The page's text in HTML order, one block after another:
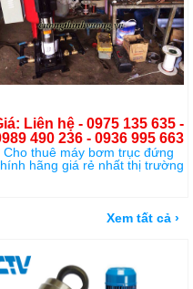
Liên hệ - 0975 135 635 -
490 236 - 0936 995 663
Cho thuê máy bơm trục đứng
hãng giá rẻ nhất thị trường
Xem tất cả ›